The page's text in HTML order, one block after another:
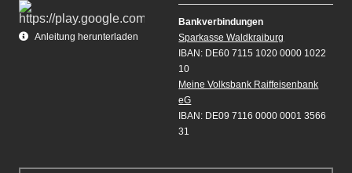
Anleitung herunterladen
Bankverbindungen
Sparkasse Waldkraiburg
IBAN: DE60 7115 1020 0000 1022
10
Meine Volksbank Raiffeisenbank
eG
IBAN: DE09 7116 0000 0001 3566
31